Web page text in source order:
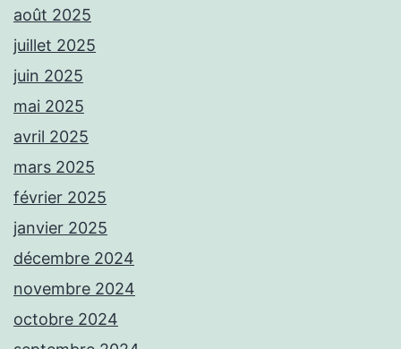
août 2025
juillet 2025
juin 2025
mai 2025
avril 2025
mars 2025
février 2025
janvier 2025
décembre 2024
novembre 2024
octobre 2024